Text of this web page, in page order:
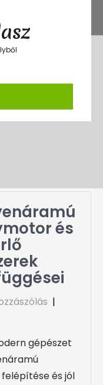
és
|
gépészet
és jól